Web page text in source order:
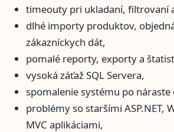
timeouty pri ukladaní, filtrovaní
dlhé importy produktov,
zákazníckych dát,
pomalé reporty, exporty a
vysoká záťaž SQL Servera,
spomalenie systému po náraste
problémy so staršími ASP.NET,
MVC aplikáciami,